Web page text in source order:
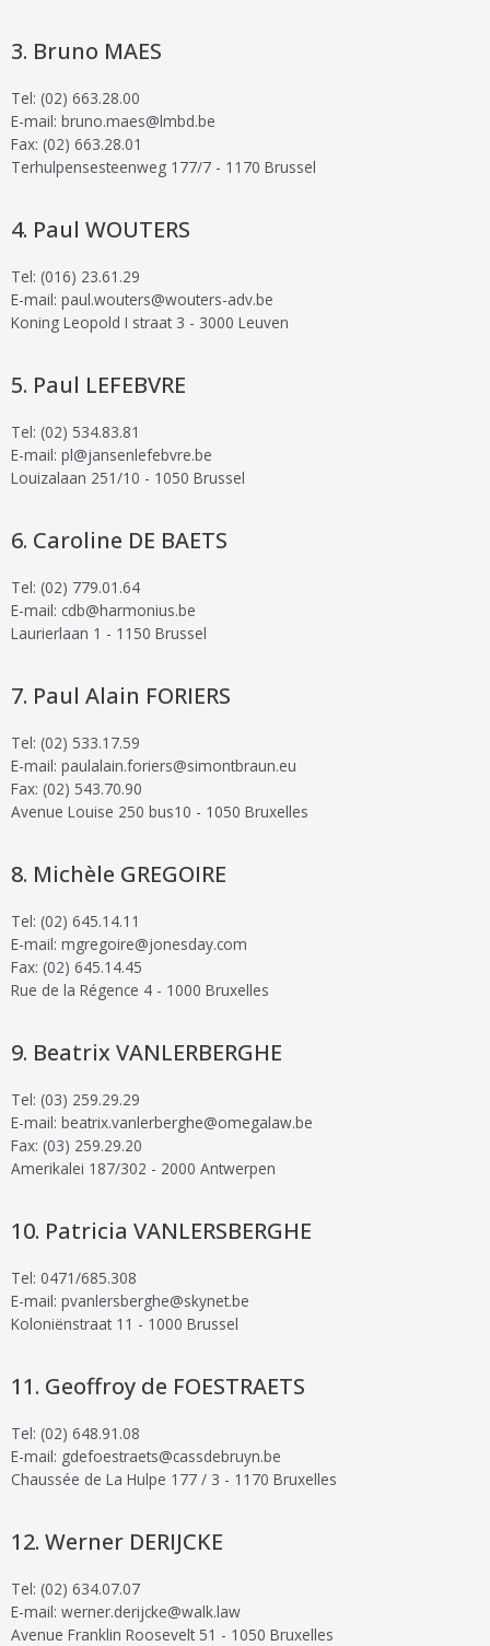
Bruno MAES
Tel: (02) 663.28.00
E-mail: bruno.maes@lmbd.be
Fax: (02) 663.28.01
Terhulpensesteenweg 177/7 - 1170 Brussel
Paul WOUTERS
Tel: (016) 23.61.29
E-mail: paul.wouters@wouters-adv.be
Koning Leopold I straat 3 - 3000 Leuven
Paul LEFEBVRE
Tel: (02) 534.83.81
E-mail: pl@jansenlefebvre.be
Louizalaan 251/10 - 1050 Brussel
Caroline DE BAETS
Tel: (02) 779.01.64
E-mail: cdb@harmonius.be
Laurierlaan 1 - 1150 Brussel
Paul Alain FORIERS
Tel: (02) 533.17.59
E-mail: paulalain.foriers@simontbraun.eu
Fax: (02) 543.70.90
Avenue Louise 250 bus10 - 1050 Bruxelles
Michèle GREGOIRE
Tel: (02) 645.14.11
E-mail: mgregoire@jonesday.com
Fax: (02) 645.14.45
Rue de la Régence 4 - 1000 Bruxelles
Beatrix VANLERBERGHE
Tel: (03) 259.29.29
E-mail: beatrix.vanlerberghe@omegalaw.be
Fax: (03) 259.29.20
Amerikalei 187/302 - 2000 Antwerpen
Patricia VANLERSBERGHE
Tel: 0471/685.308
E-mail: pvanlersberghe@skynet.be
Koloniënstraat 11 - 1000 Brussel
Geoffroy de FOESTRAETS
Tel: (02) 648.91.08
E-mail: gdefoestraets@cassdebruyn.be
Chaussée de La Hulpe 177 / 3 - 1170 Bruxelles
Werner DERIJCKE
Tel: (02) 634.07.07
E-mail: werner.derijcke@walk.law
Avenue Franklin Roosevelt 51 - 1050 Bruxelles